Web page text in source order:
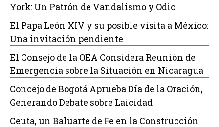
York: Un Patrón de Vandalismo y Odio
El Papa León XIV y su posible visita a México:
Una invitación pendiente
El Consejo de la OEA Considera Reunión de
Emergencia sobre la Situación en Nicaragua
Concejo de Bogotá Aprueba Día de la Oración,
Generando Debate sobre Laicidad
Ceuta, un Baluarte de Fe en la Construcción